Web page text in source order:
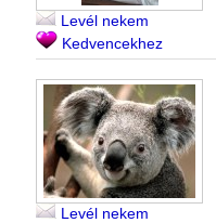
Levél nekem
Kedvencekhez
Levél nekem